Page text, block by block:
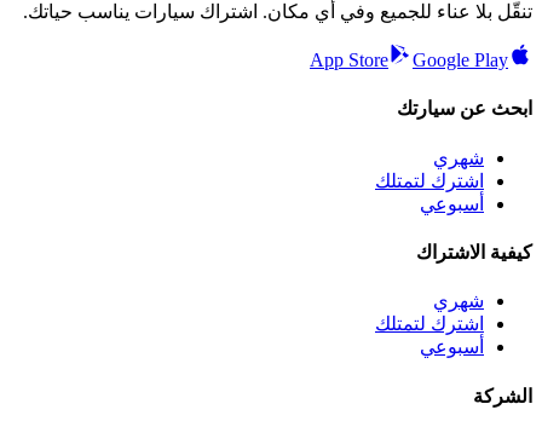
تنقّل بلا عناء للجميع وفي أي مكان. اشتراك سيارات يناسب حياتك.
App Store Google Play
ابحث عن سيارتك
شهري
اشترك لتمتلك
أسبوعي
كيفية الاشتراك
شهري
اشترك لتمتلك
أسبوعي
الشركة